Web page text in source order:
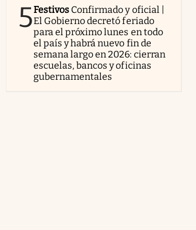
5Festivos Confirmado y oficial |
El Gobierno decretó feriado
para el próximo lunes en todo
el país y habrá nuevo fin de
semana largo en 2026: cierran
escuelas, bancos y oficinas
gubernamentales